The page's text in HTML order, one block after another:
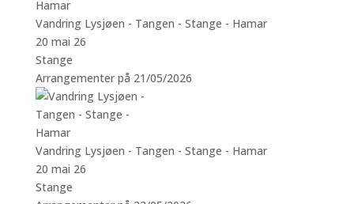
Vandring Lysjøen - Tangen - Stange - Hamar
20 mai 26
Stange
Arrangementer på 21/05/2026
Vandring Lysjøen - Tangen - Stange - Hamar
20 mai 26
Stange